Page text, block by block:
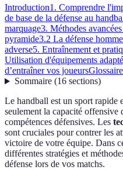
Introduction1. Comprendre
de base de la défense au
marquage3. Méthodes
pyramide3.2 La défense
adverse5. Entraînement et
Utilisation d'équipements
d’entraîner vos joueursGlossaire
Sommaire(16 sections)
Le handball est un sport rapide
seulement la capacité offensive
compétences défensives. Les
sont cruciales pour contrer les
victoire de votre équipe. Dans
différentes stratégies et
défense lors de vos matchs.